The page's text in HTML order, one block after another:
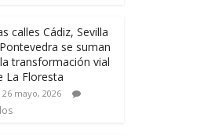
calles Cádiz, Sevilla
se suman
transformación vial
La Floresta
26 mayo, 2026